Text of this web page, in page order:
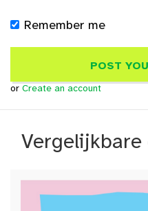
Remember me
or Create an account